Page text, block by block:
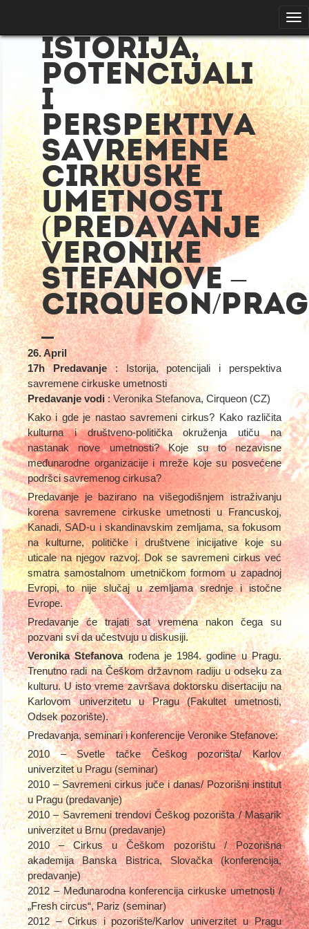
ISTORIJA,
POTENCIJALI
I
PERSPEKTIVA
SAVREMENE
CIRKUSKE
UMETNOSTI
(predavanje
Veronike
Stefanove –
Cirqueon/
26. April
17h Predavanje: Istorija, potencijali i perspektiva
savremene cirkuske umetnosti
Predavanje vodi: Veronika Stefanova, Cirqueon (CZ)
Kako i gde je nastao savremeni cirkus? Kako različita
kulturna i društveno-politička okruženja utiču na
nastanak nove umetnosti? Koje su to nezavisne
međunarodne organizacije i mreže koje su posvećene
podršci savremenog cirkusa?
Predavanje je bazirano na višegodišnjem istraživanju
korena savremene cirkuske umetnosti u Francuskoj,
Kanadi, SAD-u i skandinavskim zemljama, sa fokusom
na kulturne, političke i društvene inicijative koje su
uticale na njegov razvoj. Dok se savremeni cirkus već
smatra samostalnom umetničkom formom u zapadnoj
Evropi, to nije slučaj u zemljama srednje i istočne
Evrope.
Predavanje će trajati sat vremena nakon čega su
pozvani svi da učestvuju u diskusiji.
Veronika Stefanovarođena je 1984. godine u Pragu.
Trenutno radi na Češkom državnom radiju u odseku za
kulturu. U isto vreme završava doktorsku disertaciju na
Karlovom univerzitetu u Pragu (Fakultet umetnosti,
Odsek pozorište).
Predavanja, seminari i konferencije Veronike Stefanove:
2010 – Svetle tačke Češkog pozorišta/ Karlov
univerzitet u Pragu (seminar)
2010 – Savremeni cirkus juče i danas/ Pozorišni institut
u Pragu (predavanje)
2010 – Savremeni trendovi Češkog pozorišta / Masarik
univerzitet u Brnu (predavanje)
2010 – Cirkus u Češkom pozorištu / Pozorišna
akademija Banska Bistrica, Slovačka (konferencija,
predavanje)
2012 – Međunarodna konferencija cirkuske umetnosti /
„Fresh circus“, Pariz (seminar)
2012 – Cirkus i pozorište/Karlov univerzitet u Pragu